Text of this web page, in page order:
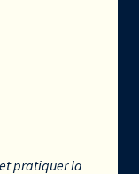
pratiquer la